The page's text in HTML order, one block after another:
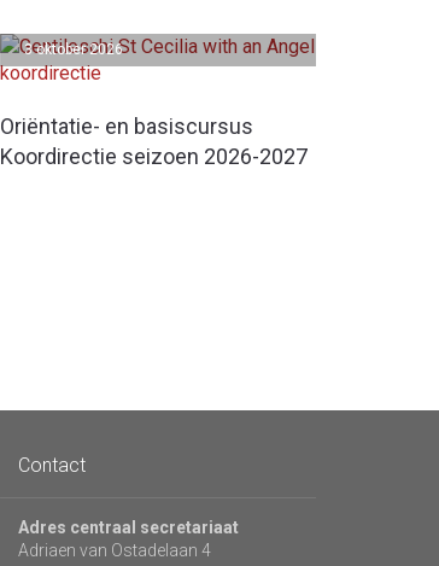
Oriëntatie- en basiscursus
Koordirectie seizoen 2026-2027
3 oktober 2026
Contact
Adres centraal secretariaat
Adriaen van Ostadelaan 4